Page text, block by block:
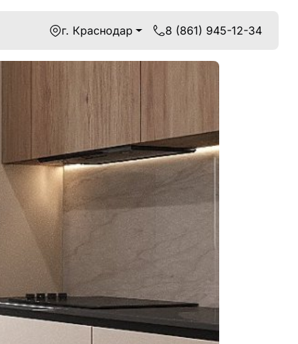
г. Краснодар 8 (861) 945-12-34